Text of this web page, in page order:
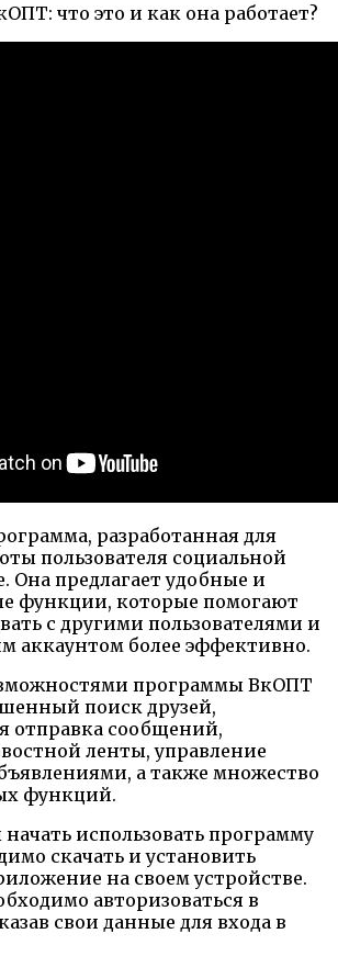
разработанная для
пользователя социальной
Она предлагает удобные и
функции, которые помогают
с другими пользователями и
аккаунтом более эффективно.
программы ВкОПТ
поиск друзей,
отправка сообщений,
ленты, управление
а также множество
функций.
использовать программу
скачать и установить
на своем устройстве.
авторизоваться в
свои данные для входа в